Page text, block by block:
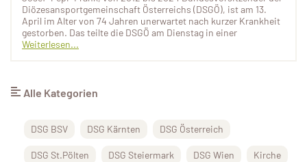
Diözesansportgemeinschaft Österreichs (DSGÖ), ist am 13.
April im Alter von 74 Jahren unerwartet nach kurzer Krankheit
gestorben. Das teilte die DSGÖ am Dienstag in einer
Weiterlesen...
Alle Kategorien
DSG BSV DSG Kärnten DSG Österreich
DSG St.Pölten DSG Steiermark DSG Wien Kirche